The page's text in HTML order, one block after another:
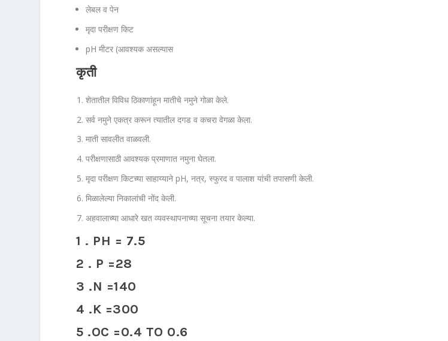
लेबल व पेन
मृदा परीक्षण किट
pH मीटर (आवश्यक असल्यास
कृती
शेतातील विविध ठिकाणांहून मातीचे नमुने गोळा केले.
सर्व नमुने एकत्र करून त्यातील दगड व कचरा वेगळा केला.
माती सावलीत वाळवली.
परीक्षणासाठी आवश्यक प्रमाणात नमुना घेतला.
मृदा परीक्षण किटच्या साहाय्याने pH, नत्र, स्फुरद व पालाश यांची तपासणी केली.
मिळालेल्या निकालांची नोंद केली.
अहवालाच्या आधारे खत व्यवस्थापनाच्या सूचना तयार केल्या.
1 . PH = 7.5
2 . P =28
3 .N =140
4 .K =300
5 .OC =0.4 TO 0.6